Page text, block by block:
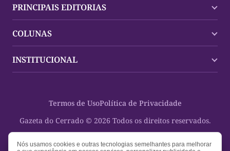
PRINCIPAIS EDITORIAS
Palmas
Mundo
Oportunidades
Cultura
Saúde
Educação
COLUNAS
Policial
Planeta Vivo
Espaço Cidadania
Turistando Gazeta
Nosso Direito
INSTITUCIONAL
Gazeta do Cerrado © 2026 Todos os direitos reservados.
Termos de UsoPolítica de Privacidade
Nós usamos cookies e outras tecnologias semelhantes para melhorar